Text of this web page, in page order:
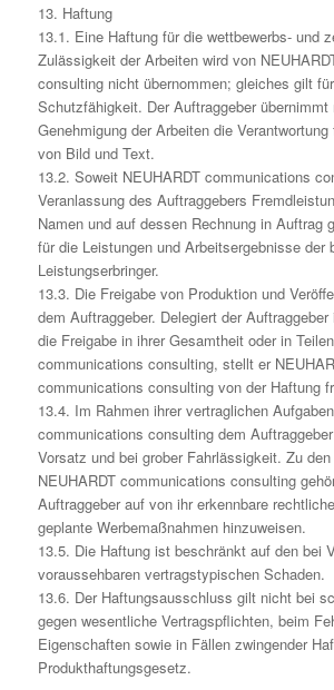
13. Haftung
13.1. Eine Haftung für die wettbewerbs- und
Zulässigkeit der Arbeiten wird von
consulting nicht übernommen; gleiches gilt
Schutzfähigkeit. Der Auftraggeber übernimmt
Genehmigung der Arbeiten die
von Bild und Text.
13.2. Soweit NEUHARDT communications
Veranlassung des Auftraggebers
Namen und auf dessen Rechnung in Auftrag
für die Leistungen und Arbeitsergebnisse der
Leistungserbringer.
13.3. Die Freigabe von Produktion und
dem Auftraggeber. Delegiert der
die Freigabe in ihrer Gesamtheit oder in
communications consulting, stellt er
communications consulting von der Haftung
13.4. Im Rahmen ihrer vertraglichen
communications consulting dem
Vorsatz und bei grober Fahrlässigkeit. Zu
NEUHARDT communications consulting
Auftraggeber auf von ihr erkennbare
geplante Werbemaßnahmen hinzuweisen.
13.5. Die Haftung ist beschränkt auf den bei
voraussehbaren vertragstypischen Schaden.
13.6. Der Haftungsausschluss gilt nicht bei
gegen wesentliche Vertragspflichten, beim
Eigenschaften sowie in Fällen zwingender
Produkthaftungsgesetz.